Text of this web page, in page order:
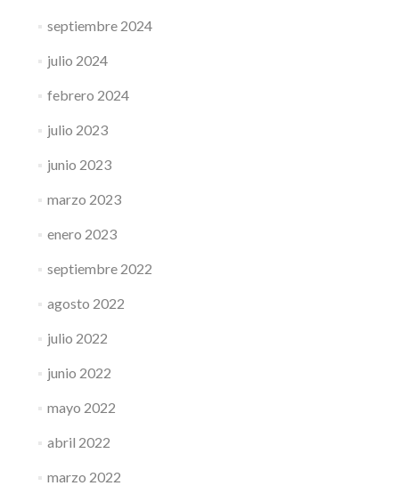
septiembre 2024
julio 2024
febrero 2024
julio 2023
junio 2023
marzo 2023
enero 2023
septiembre 2022
agosto 2022
julio 2022
junio 2022
mayo 2022
abril 2022
marzo 2022